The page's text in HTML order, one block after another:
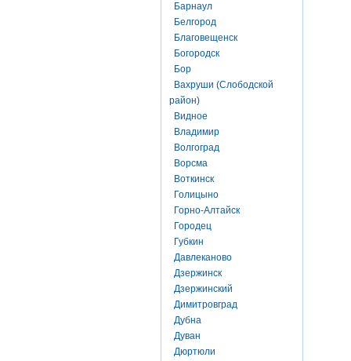
Барнаул
Белгород
Благовещенск
Богородск
Бор
Вахруши (Слободской
район)
Видное
Владимир
Волгоград
Ворсма
Воткинск
Голицыно
Горно-Алтайск
Городец
Губкин
Давлеканово
Дзержинск
Дзержинский
Димитровград
Дубна
Дуван
Дюртюли